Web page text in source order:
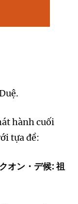
hành cuối
tựa đề:
オン・デ候: 祖